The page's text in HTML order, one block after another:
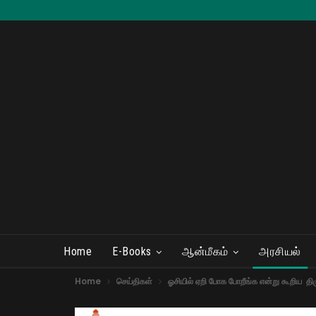
Home E-Books ஆன்மீகம் அரசியல்
Home செய்திகள் ஓசியில் ஏறி போக போறீங்க என்று